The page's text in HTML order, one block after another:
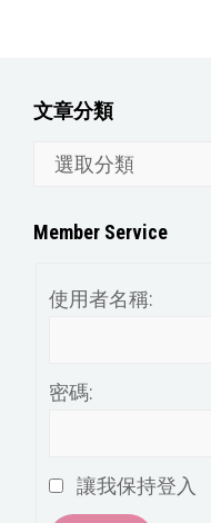
文章分類
分
Member Service
使用者名稱:
密碼:
讓我保持登入